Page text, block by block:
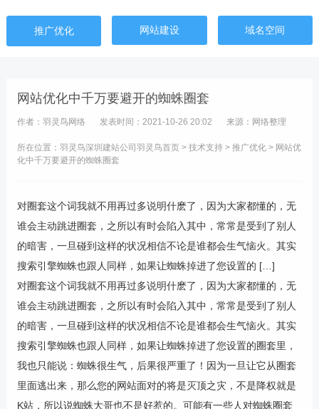
推广优化 网站建设 域名空间
网站优化中千万要避开的蜘蛛圈套
作者：羽灵鸟网络 发表时间：2021-10-26 20:02 来源：网络整理
所在位置：羽灵鸟深圳建站公司 羽灵鸟首页> 技术支持> 推广优化> 网站优
化中千万要避开的蜘蛛圈套
对圈套这个词我就不用再过多说明什麽了，因为大家都懂的，无
谁会主动跳进圈套，之所以有时会陷入其中，常常是受到了别人
的暗害，一旦碰到这样的状况相信不论是谁都会生气恼火。其实
搜索引擎蜘蛛也跟人同样，如果让蜘蛛掉进了您设置的 […]
对圈套这个词我就不用再过多说明什麽了，因为大家都懂的，无
谁会主动跳进圈套，之所以有时会陷入其中，常常是受到了别人
的暗害，一旦碰到这样的状况相信不论是谁都会生气恼火。其实
搜索引擎蜘蛛也跟人同样，如果让蜘蛛掉进了您设置的圈套里，
我也只能说：蜘蛛很生气，后果很严重了！因为一旦让它从圈套
里面逃出来，那么您的网站面对的将是灭顶之灾，不是降权就是
K站，所以说蜘蛛大哥也不是好惹的。可能有一些人对蜘蛛圈套